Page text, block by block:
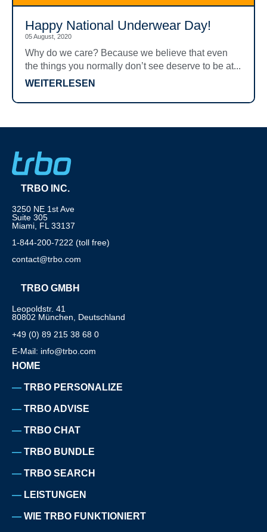
Happy National Underwear Day!
05 August, 2020
Why do we care? Because we believe that even
the things you normally don’t see deserve to be at...
WEITERLESEN
TRBO INC.
3250 NE 1st Ave
Suite 305
Miami, FL 33137
1-844-200-7222 (toll free)
contact@trbo.com
TRBO GMBH
Leopoldstr. 41
80802 München, Deutschland
+49 (0) 89 215 38 68 0
E-Mail: info@trbo.com
HOME
TRBO PERSONALIZE
TRBO ADVISE
TRBO CHAT
TRBO BUNDLE
TRBO SEARCH
LEISTUNGEN
WIE TRBO FUNKTIONIERT